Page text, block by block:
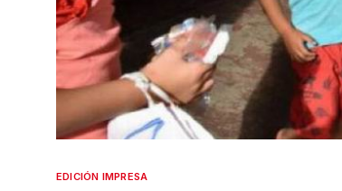
EDICIÓN IMPRESA